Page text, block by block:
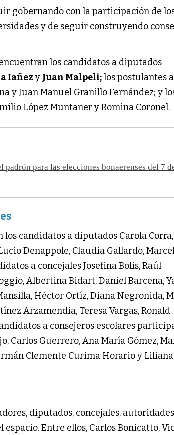
gobernando con la participación de
y de seguir construyendo
los candidatos a diputados
Iañez y Juan Malpeli;los postulantes
y Juan Manuel Granillo Fernández; y
López Muntaner y Romina Coronel.
padrón para las elecciones bonaerenses del 7
candidatos a diputados Carola Corra,
Denappole, Claudia Gallardo,
a concejales Josefina Bolis, Raúl
Albertina Bidart, Daniel Barcena,
Héctor Ortíz, Diana Negronida,
Arzamendia, Teresa Vargas, Ronald
a consejeros escolares
Carlos Guerrero, Ana María Gómez,
Clemente Curima Horario y Liliana
diputados, concejales,
Entre ellos, Carlos Bonicatto,